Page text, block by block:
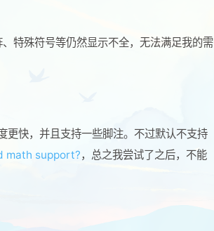
特殊符号等仍然显示不全，无法满足我的需
更快，并且支持一些脚注。不过默认不支持
math support?，总之我尝试了之后，不能